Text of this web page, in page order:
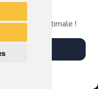
optimale !